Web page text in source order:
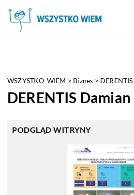
WSZYSTKO-WIEM > Biznes >
DERENTIS
PODGLĄD WITRYNY